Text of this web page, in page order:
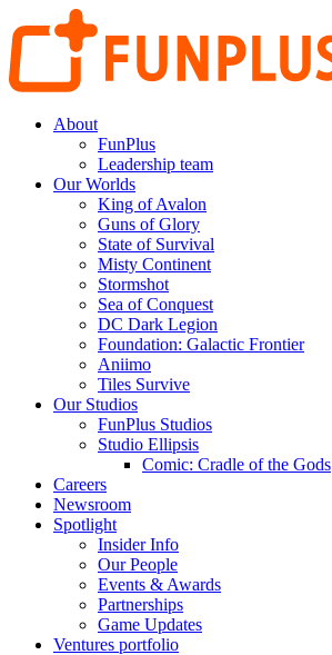
About
FunPlus
Leadership team
Our Worlds
King of Avalon
Guns of Glory
State of Survival
Misty Continent
Stormshot
Sea of Conquest
DC Dark Legion
Foundation: Galactic Frontier
Aniimo
Tiles Survive
Our Studios
FunPlus Studios
Studio Ellipsis
Comic: Cradle of the Gods
Careers
Newsroom
Spotlight
Insider Info
Our People
Events & Awards
Partnerships
Game Updates
Ventures portfolio